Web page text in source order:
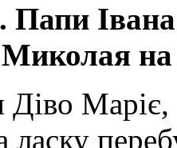
Папи
на
Діво